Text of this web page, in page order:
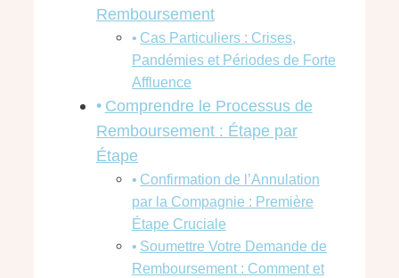
Remboursement
Cas Particuliers : Crises,
Pandémies et Périodes de Forte
Affluence
Comprendre le Processus de
Remboursement : Étape par
Étape
Confirmation de l’Annulation
par la Compagnie : Première
Étape Cruciale
Soumettre Votre Demande de
Remboursement : Comment et